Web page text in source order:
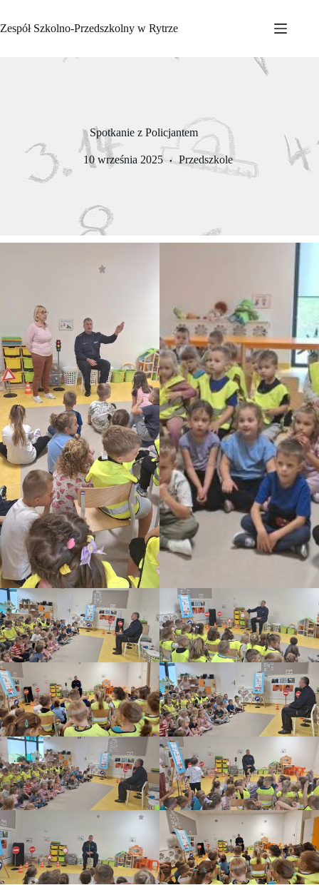
treści
Zespół Szkolno-Przedszkolny w Rytrze
Spotkanie z Policjantem
10 września 2025 Przedszkole